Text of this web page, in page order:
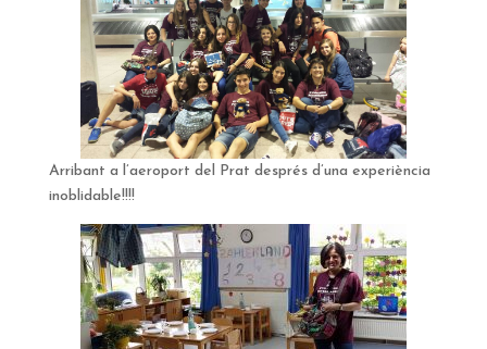
Arribant a l’aeroport del Prat després d’una experiència
inoblidable!!!!